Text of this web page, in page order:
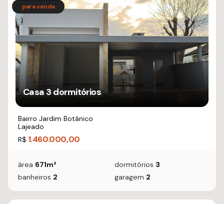
Casa 3 dormitórios
Bairro Jardim Botânico
Lajeado
R$ 1.460.000,00
área 671m² dormitórios 3
banheiros 2 garagem 2